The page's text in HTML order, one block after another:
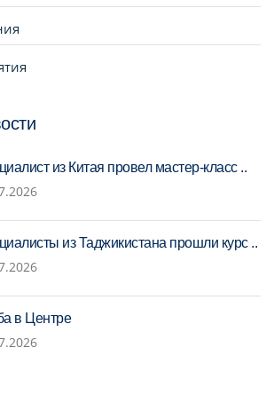
из Китая провел мастер-класс ..
из Таджикистана прошли курс ..
в Центре